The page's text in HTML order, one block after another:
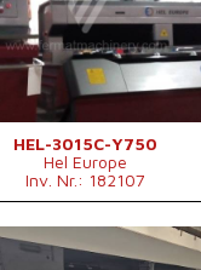
12 mm
750 W
ja
nein
HEL-3015C-Y750
Hel Europe
Inv. Nr.: 182107
2019